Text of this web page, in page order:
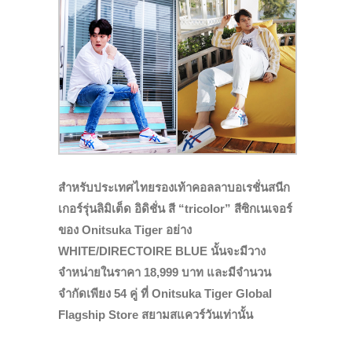
สำหรับประเทศไทยรองเท้าคอลลาบอเรชั่นสนีก
เกอร์รุ่นลิมิเต็ด อิดิชั่น สี “tricolor” สีซิกเนเจอร์
ของ Onitsuka Tiger อย่าง
WHITE/DIRECTOIRE BLUE นั้นจะมีวาง
จำหน่ายในราคา 18,999 บาท และมีจำนวน
จำกัดเพียง 54 คู่ ที่ Onitsuka Tiger Global
Flagship Store สยามสแควร์วันเท่านั้น